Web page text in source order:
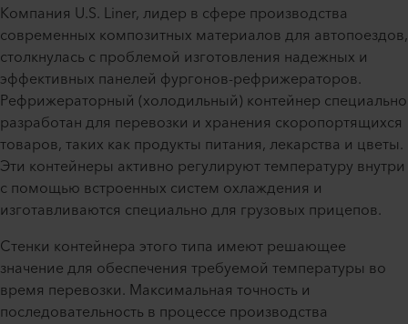
Компания U.S. Liner, лидер в сфере производства
современных композитных материалов для автопоездов,
столкнулась с проблемой изготовления надежных и
эффективных панелей фургонов-рефрижераторов.
Рефрижераторный (холодильный) контейнер специально
разработан для перевозки и хранения скоропортящихся
товаров, таких как продукты питания, лекарства и цветы.
Эти контейнеры активно регулируют температуру внутри
с помощью встроенных систем охлаждения и
изготавливаются специально для грузовых прицепов.
Стенки контейнера этого типа имеют решающее
значение для обеспечения требуемой температуры во
время перевозки. Максимальная точность и
последовательность в процессе производства